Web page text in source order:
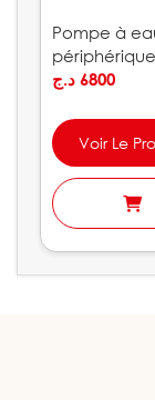
Pompe à
0.5HP LEO |
6800 د.ج
Voir Le